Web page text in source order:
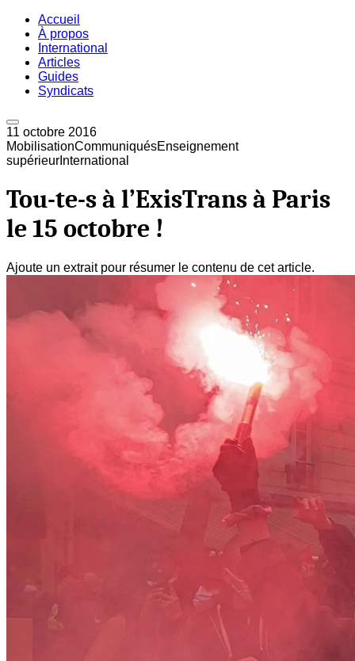
Accueil
À propos
International
Articles
Guides
Syndicats
11 octobre 2016
MobilisationCommuniquésEnseignement
supérieur International
Tou-te-s à l’ExisTrans à Paris
le 15 octobre !
Ajoute un extrait pour résumer le contenu de cet article.